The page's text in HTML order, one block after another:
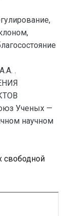
.
Ученых —
научном
свободной